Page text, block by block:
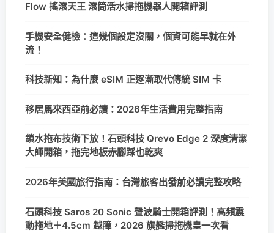
Flow 搖滾天王 滾筒活水掃拖機器人開箱評測
手機安全健檢：這幾個設定沒關，個資可能早就在外
流！
科技新知：為什麼 eSIM 正逐漸取代傳統 SIM 卡
移居馬來西亞前必讀：2026年生活費用完整指南
鎖水拖布技術下放！石頭科技 Qrevo Edge 2 深度清潔
大師開箱，拖完地板赤腳踩也乾爽
2026年美國旅行指南：台灣旅客出發前必讀完整攻略
石頭科技 Saros 20 Sonic 聲波騎士開箱評測！高頻震
動拖地＋4.5cm 越障，2026 旗艦掃拖機皇一次看